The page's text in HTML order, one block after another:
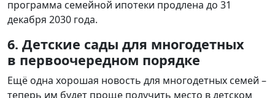
программа семейной ипотеки продлена до 31
декабря 2030 года.
6. Детские сады для многодетных
в первоочередном порядке
Ещё одна хорошая новость для многодетных семей –
теперь им будет проще получить место в детском